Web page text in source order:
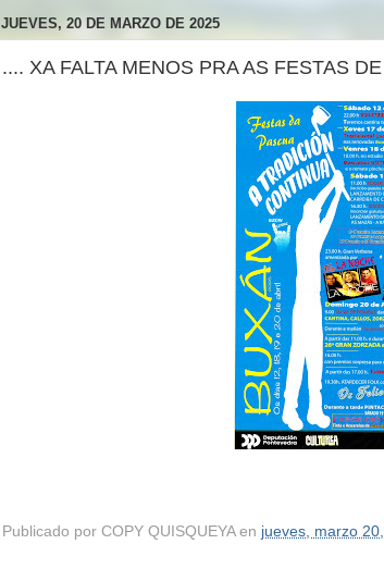
JUEVES, 20 DE MARZO DE 2025
.... XA FALTA MENOS PRA AS FESTAS
Publicado por COPY QUISQUEYA en jueves, marzo